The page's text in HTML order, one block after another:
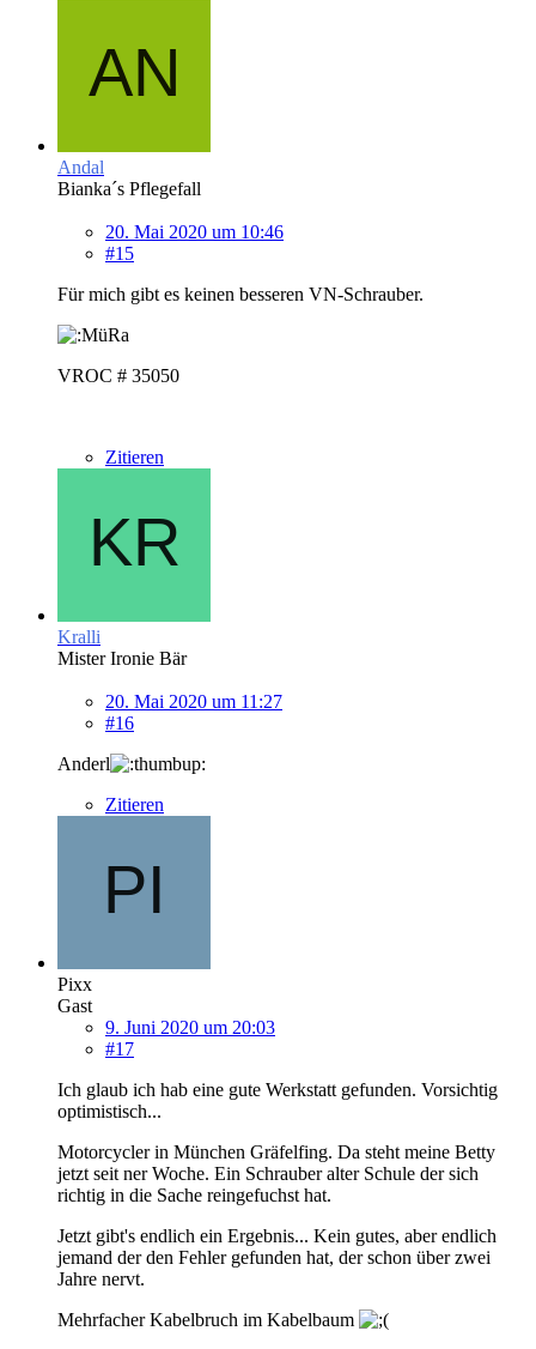
Andal
Bianka´s Pflegefall
20. Mai 2020 um 10:46
#15
Für mich gibt es keinen besseren VN-Schrauber.
VROC # 35050
Zitieren
Kralli
Mister Ironie Bär
20. Mai 2020 um 11:27
#16
Anderl
Zitieren
Pixx
Gast
9. Juni 2020 um 20:03
#17
Ich glaub ich hab eine gute Werkstatt gefunden. Vorsichtig
optimistisch...
Motorcycler in München Gräfelfing. Da steht meine Betty
jetzt seit ner Woche. Ein Schrauber alter Schule der sich
richtig in die Sache reingefuchst hat.
Jetzt gibt's endlich ein Ergebnis... Kein gutes, aber endlich
jemand der den Fehler gefunden hat, der schon über zwei
Jahre nervt.
Mehrfacher Kabelbruch im Kabelbaum